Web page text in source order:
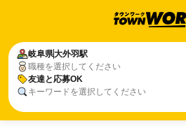
岐阜県大外羽駅
職種を選択してください
友達と応募OK
キーワードを選択してください